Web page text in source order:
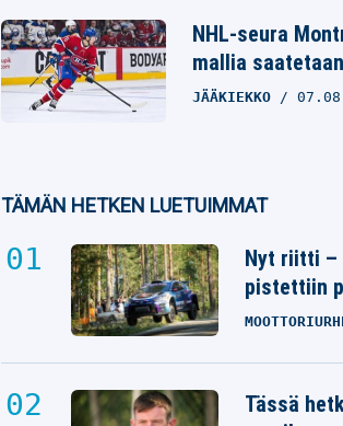
NHL-seura
mallia
JÄÄKIEKKO
TÄMÄN HETKEN LUETUIMMAT
Nyt riitti –
pistettiin
Tässä